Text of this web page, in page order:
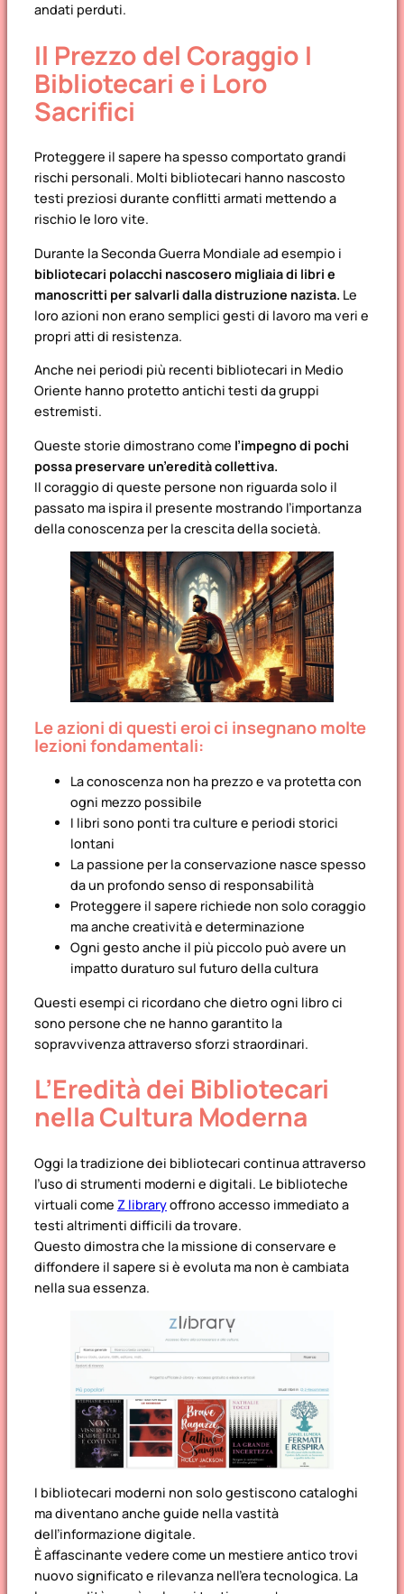
andati perduti.
Il Prezzo del Coraggio I
Bibliotecari e i Loro
Sacrifici
Proteggere il sapere ha spesso comportato grandi
rischi personali. Molti bibliotecari hanno nascosto
testi preziosi durante conflitti armati mettendo a
rischio le loro vite.
Durante la Seconda Guerra Mondiale ad esempio i
bibliotecari polacchi nascosero migliaia di libri e
manoscritti per salvarli dalla distruzione nazista. Le
loro azioni non erano semplici gesti di lavoro ma veri e
propri atti di resistenza.
Anche nei periodi più recenti bibliotecari in Medio
Oriente hanno protetto antichi testi da gruppi
estremisti.
Queste storie dimostrano come l’impegno di pochi
possa preservare un’eredità collettiva.
Il coraggio di queste persone non riguarda solo il
passato ma ispira il presente mostrando l’importanza
della conoscenza per la crescita della società.
Le azioni di questi eroi ci insegnano molte
lezioni fondamentali:
La conoscenza non ha prezzo e va protetta con
ogni mezzo possibile
I libri sono ponti tra culture e periodi storici
lontani
La passione per la conservazione nasce spesso
da un profondo senso di responsabilità
Proteggere il sapere richiede non solo coraggio
ma anche creatività e determinazione
Ogni gesto anche il più piccolo può avere un
impatto duraturo sul futuro della cultura
Questi esempi ci ricordano che dietro ogni libro ci
sono persone che ne hanno garantito la
sopravvivenza attraverso sforzi straordinari.
L’Eredità dei Bibliotecari
nella Cultura Moderna
Oggi la tradizione dei bibliotecari continua attraverso
l’uso di strumenti moderni e digitali. Le biblioteche
virtuali come Z libraryoffrono accesso immediato a
testi altrimenti difficili da trovare.
Questo dimostra che la missione di conservare e
diffondere il sapere si è evoluta ma non è cambiata
nella sua essenza.
I bibliotecari moderni non solo gestiscono cataloghi
ma diventano anche guide nella vastità
dell’informazione digitale.
È affascinante vedere come un mestiere antico trovi
nuovo significato e rilevanza nell’era tecnologica. La